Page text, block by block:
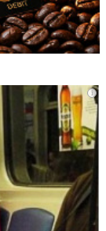
i